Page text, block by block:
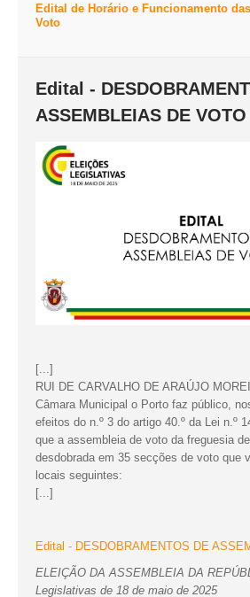
Edital de Horário e Funcionamento
Voto
Edital -
ASSEMBLEIAS DE VOTO
[...]
RUI DE CARVALHO DE ARAÚJO
Câmara Municipal o Porto faz público,
efeitos do n.º 3 do artigo 40.º da Lei n.º
que a assembleia de voto da freguesia
desdobrada em 35 secções de voto que
locais seguintes:
[...]
Edital - DESDOBRAMENTOS DE
ELEIÇÃO DA ASSEMBLEIA DA
Legislativas de 18 de maio de 2025